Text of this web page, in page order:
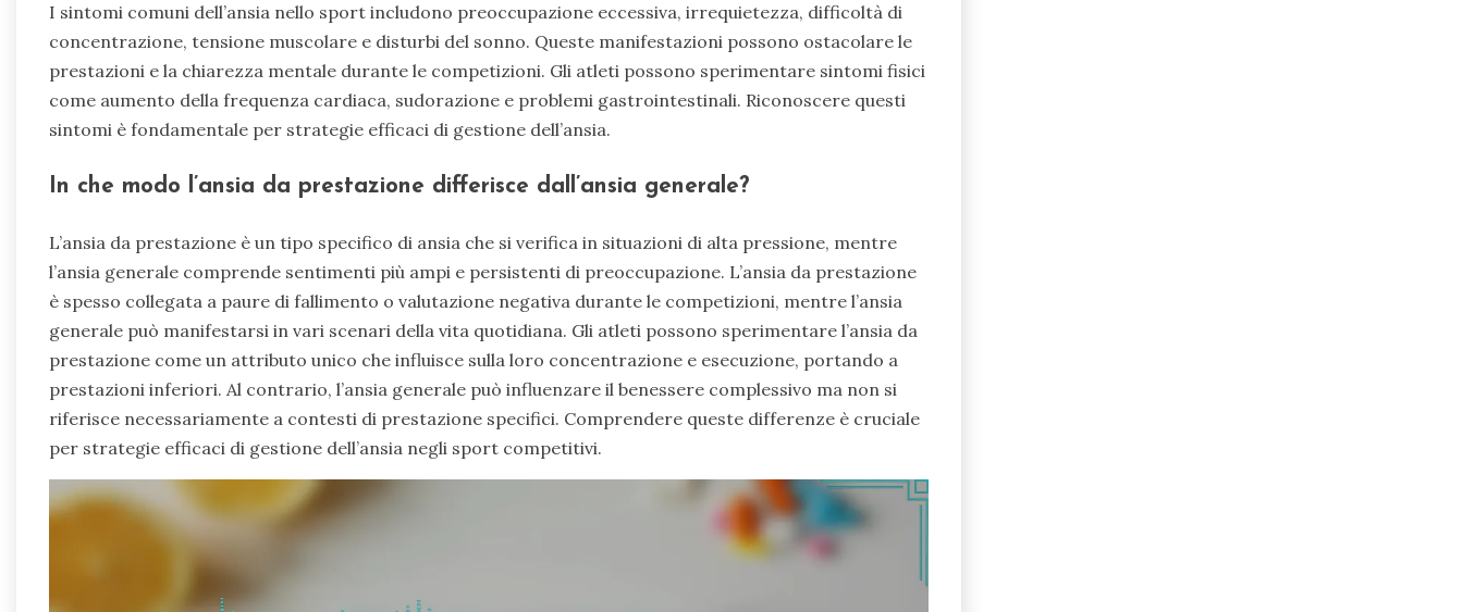
I sintomi comuni dell’ansia nello sport includono preoccupazione eccessiva, irrequietezza, difficoltà di
concentrazione, tensione muscolare e disturbi del sonno. Queste manifestazioni possono ostacolare le
prestazioni e la chiarezza mentale durante le competizioni. Gli atleti possono sperimentare sintomi fisici
come aumento della frequenza cardiaca, sudorazione e problemi gastrointestinali. Riconoscere questi
sintomi è fondamentale per strategie efficaci di gestione dell’ansia.
In che modo l’ansia da prestazione differisce dall’ansia generale?
L’ansia da prestazione è un tipo specifico di ansia che si verifica in situazioni di alta pressione, mentre
l’ansia generale comprende sentimenti più ampi e persistenti di preoccupazione. L’ansia da prestazione
è spesso collegata a paure di fallimento o valutazione negativa durante le competizioni, mentre l’ansia
generale può manifestarsi in vari scenari della vita quotidiana. Gli atleti possono sperimentare l’ansia da
prestazione come un attributo unico che influisce sulla loro concentrazione e esecuzione, portando a
prestazioni inferiori. Al contrario, l’ansia generale può influenzare il benessere complessivo ma non si
riferisce necessariamente a contesti di prestazione specifici. Comprendere queste differenze è cruciale
per strategie efficaci di gestione dell’ansia negli sport competitivi.